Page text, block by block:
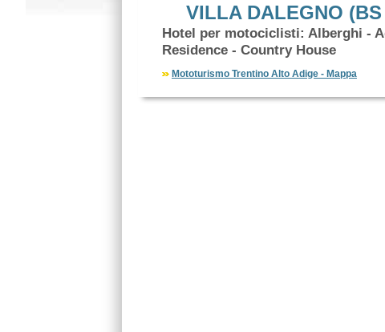
VILLA DALEGNO
Hotel per motociclisti: Alberghi -
Residence - Country House
Mototurismo Trentino Alto Adige - Mappa